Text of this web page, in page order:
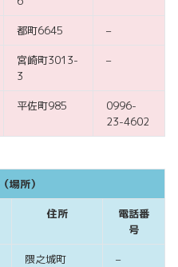
都町6645 –
宮崎町3013-
3
–
平佐町985
0996-
23-4602
場所）
住所
電話番
号
隈之城町
–